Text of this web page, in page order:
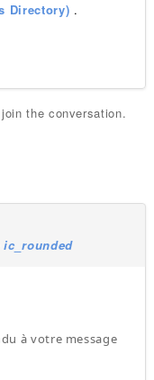
Directory) .
the conversation.
ic_rounded
à votre message